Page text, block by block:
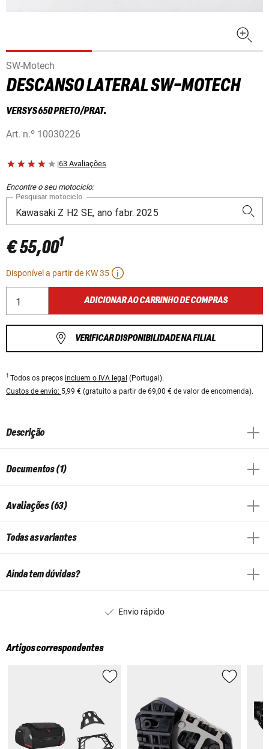
SW-Motech
DESCANSO LATERAL SW-MOTECH
VERSYS 650 PRETO/PRAT.
Art. n.º 10030226
|63 Avaliações
Encontre o seu motociclo:
Pesquisar motociclo
€ 55,001
Disponível a partir de KW 35
ADICIONAR AO CARRINHO DE COMPRAS
VERIFICAR DISPONIBILIDADE NA FILIAL
1 Todos os preços incluem o IVA legal (Portugal).
Custos de envio: 5,99 € (gratuito a partir de 69,00 € de valor de encomenda).
Descrição
Documentos (1)
Avaliações (63)
Todas as variantes
Ainda tem dúvidas?
Envio rápido
Artigos correspondentes